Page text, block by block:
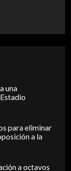
una
para eliminar
a la
a octavos